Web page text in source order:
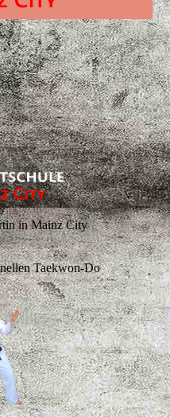
in Mainz City
Taekwon-Do